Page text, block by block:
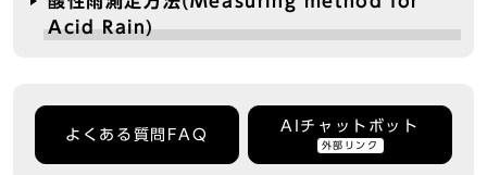
Acid Rain)
よくある質問FAQ
AIチャットボット
外部リンク